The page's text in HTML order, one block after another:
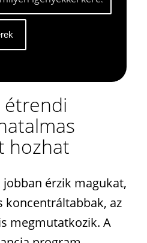
étrendi
hozhat
érzik magukat,
koncentráltabbak, az
megmutatkozik. A